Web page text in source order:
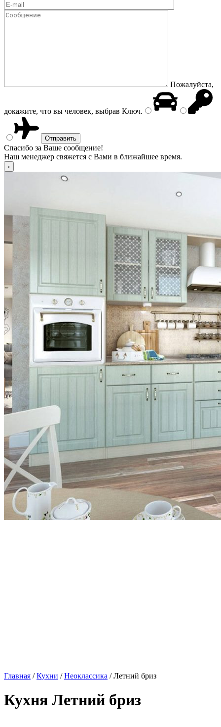
Пожалуйста,
докажите, что вы человек, выбрав Ключ.
Спасибо за Ваше сообщение!
Наш менеджер свяжется с Вами в ближайшее время.
Главная /Кухни /Неоклассика / Летний бриз
Кухня Летний бриз